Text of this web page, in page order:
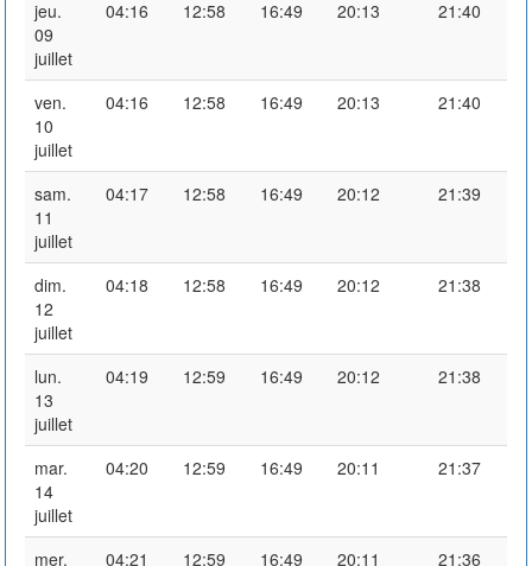
jeu.
09
juillet
04:16 12:58 16:49 20:13 21:40
ven.
10
juillet
04:16 12:58 16:49 20:13 21:40
sam.
11
juillet
04:17 12:58 16:49 20:12 21:39
dim.
12
juillet
04:18 12:58 16:49 20:12 21:38
lun.
13
juillet
04:19 12:59 16:49 20:12 21:38
mar.
14
juillet
04:20 12:59 16:49 20:11 21:37
mer.
04:21 12:59 16:49 20:11 21:36